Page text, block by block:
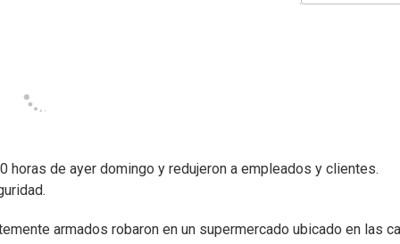
de ayer domingo y redujeron a empleados y clientes.
armados robaron en un supermercado ubicado en las